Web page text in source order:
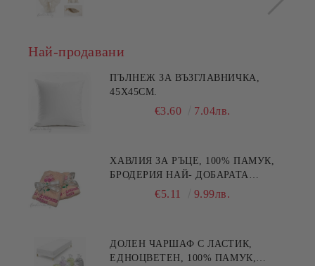
Най-продавани
ПЪЛНЕЖ ЗА ВЪЗГЛАВНИЧКА,
45X45СМ.
€3.60 7.04лв.
ХАВЛИЯ ЗА РЪЦЕ, 100% ПАМУК,
БРОДЕРИЯ НАЙ- ДОБАРАТА
МАЙКА/БАБА , РАЗМЕР:
€5.11 9.99лв.
ДОЛЕН ЧАРШАФ С ЛАСТИК,
ЕДНОЦВЕТЕН, 100% ПАМУК,